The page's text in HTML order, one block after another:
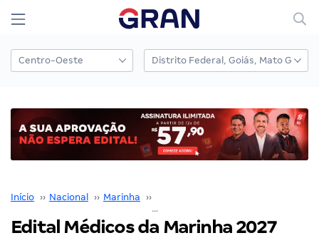
Início ›› Nacional ›› Marinha ››
Edital Médicos da Marinha 2027